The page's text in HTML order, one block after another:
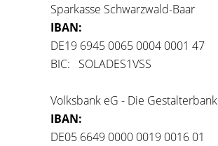
Sparkasse Schwarzwald-Baar
IBAN:
DE19 6945 0065 0004 0001 47
BIC: SOLADES1VSS
Volksbank eG - Die Gestalterbank
IBAN:
DE05 6649 0000 0019 0016 01